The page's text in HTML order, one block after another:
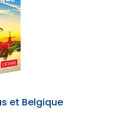
et Belgique